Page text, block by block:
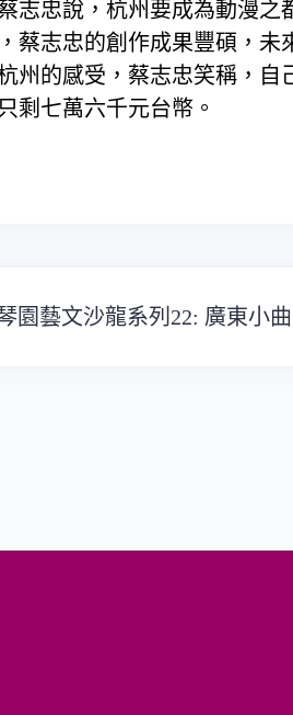
志忠說，杭州要成為動漫之
蔡志忠的創作成果豐碩，未
州的感受，蔡志忠笑稱，自
剩七萬六千元台幣。
園藝文沙龍系列22​: 廣東小